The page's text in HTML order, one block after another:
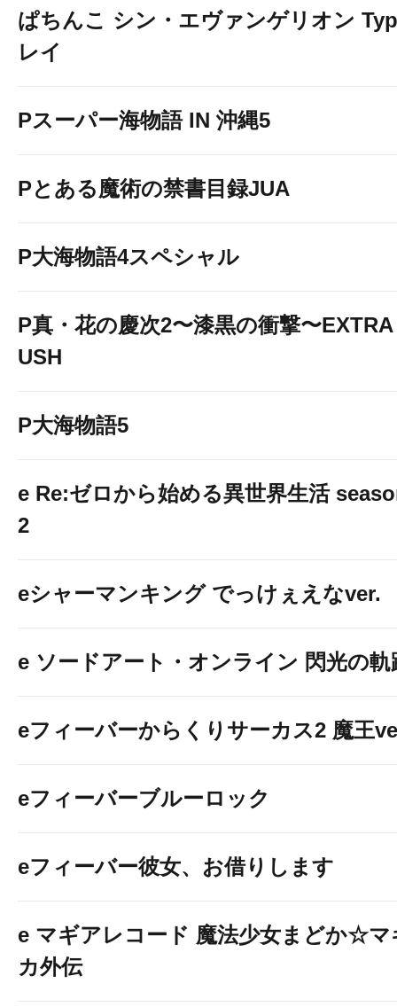
ぱちんこ シン・エヴァンゲリオン
レイ
Pスーパー海物語 IN 沖縄5
Pとある魔術の禁書目録JUA
P大海物語4スペシャル
P真・花の慶次2〜漆黒の衝撃〜EXTRA
USH
P大海物語5
e Re:ゼロから始める異世界生活
2
eシャーマンキング でっけぇえなver.
e ソードアート・オンライン 閃光の軌
eフィーバーからくりサーカス2 魔王
eフィーバーブルーロック
eフィーバー彼女、お借りします
e マギアレコード 魔法少女まどか☆マ
カ外伝